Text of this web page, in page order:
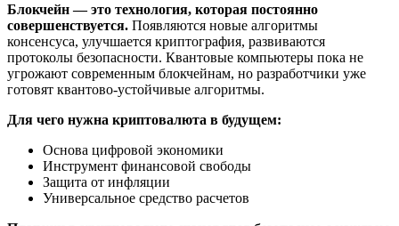
Блокчейн — это технология, которая постоянно
совершенствуется. Появляются новые алгоритмы
консенсуса, улучшается криптография, развиваются
протоколы безопасности. Квантовые компьютеры пока не
угрожают современным блокчейнам, но разработчики уже
готовят квантово-устойчивые алгоритмы.
Для чего нужна криптовалюта в будущем:
Основа цифровой экономики
Инструмент финансовой свободы
Защита от инфляции
Универсальное средство расчетов